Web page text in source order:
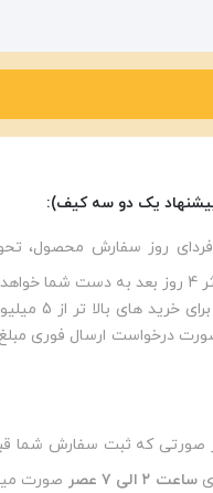
یک دو سه کیف):
روز سفارش محصول،
«توجه
یساعت ۲ الی ۷ عصر
صورت